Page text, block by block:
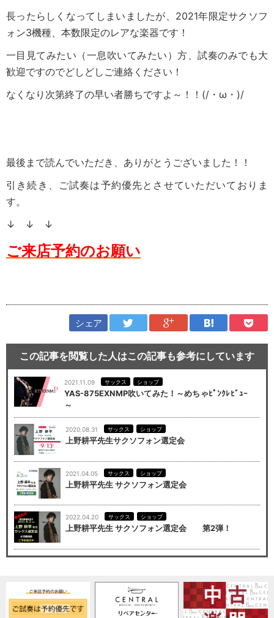
長ったらしくなってしまいましたが、2021年限定サクソフ
ォン3機種、本数限定のレアな楽器です！
一目見てみたい（一息吹いてみたい）方、試奏のみでも大
歓迎ですのでどしどしご連絡ください！
なくなり次第終了の早い者勝ちですよ～！！(/・ω・)/
最後まで読んでいただき、ありがとうございました！！
引き続き、ご試奏は予約優先とさせていただいておりま
す。
↓ ↓ ↓
ご来店予約のお願い
シェア
この記事を閲覧した人はこの記事も参考にしています
2021.11.09 サックス ショップ
YAS-875EXNMP吹いてみた！～めちゃﾋﾟﾝｸﾚﾋﾞｭｰ
～
2020.08.31 サックス ショップ
上野耕平先生サクソフォン選定会
2021.04.05 サックス ショップ
上野耕平先生 サクソフォン選定会
2022.04.20 サックス ショップ
上野耕平先生 サクソフォン選定会 第2弾！